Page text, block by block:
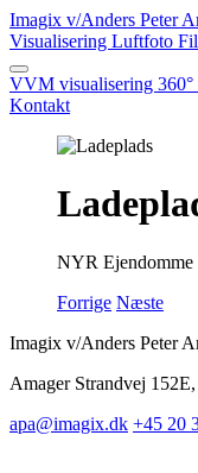
Imagix v/Anders Peter
Visualisering Luftfoto
VVM visualisering
Kontakt
NYR Ejendomme
Forrige Næste
Imagix v/Anders Peter
Amager Strandvej
apa@imagix.dk +45 20